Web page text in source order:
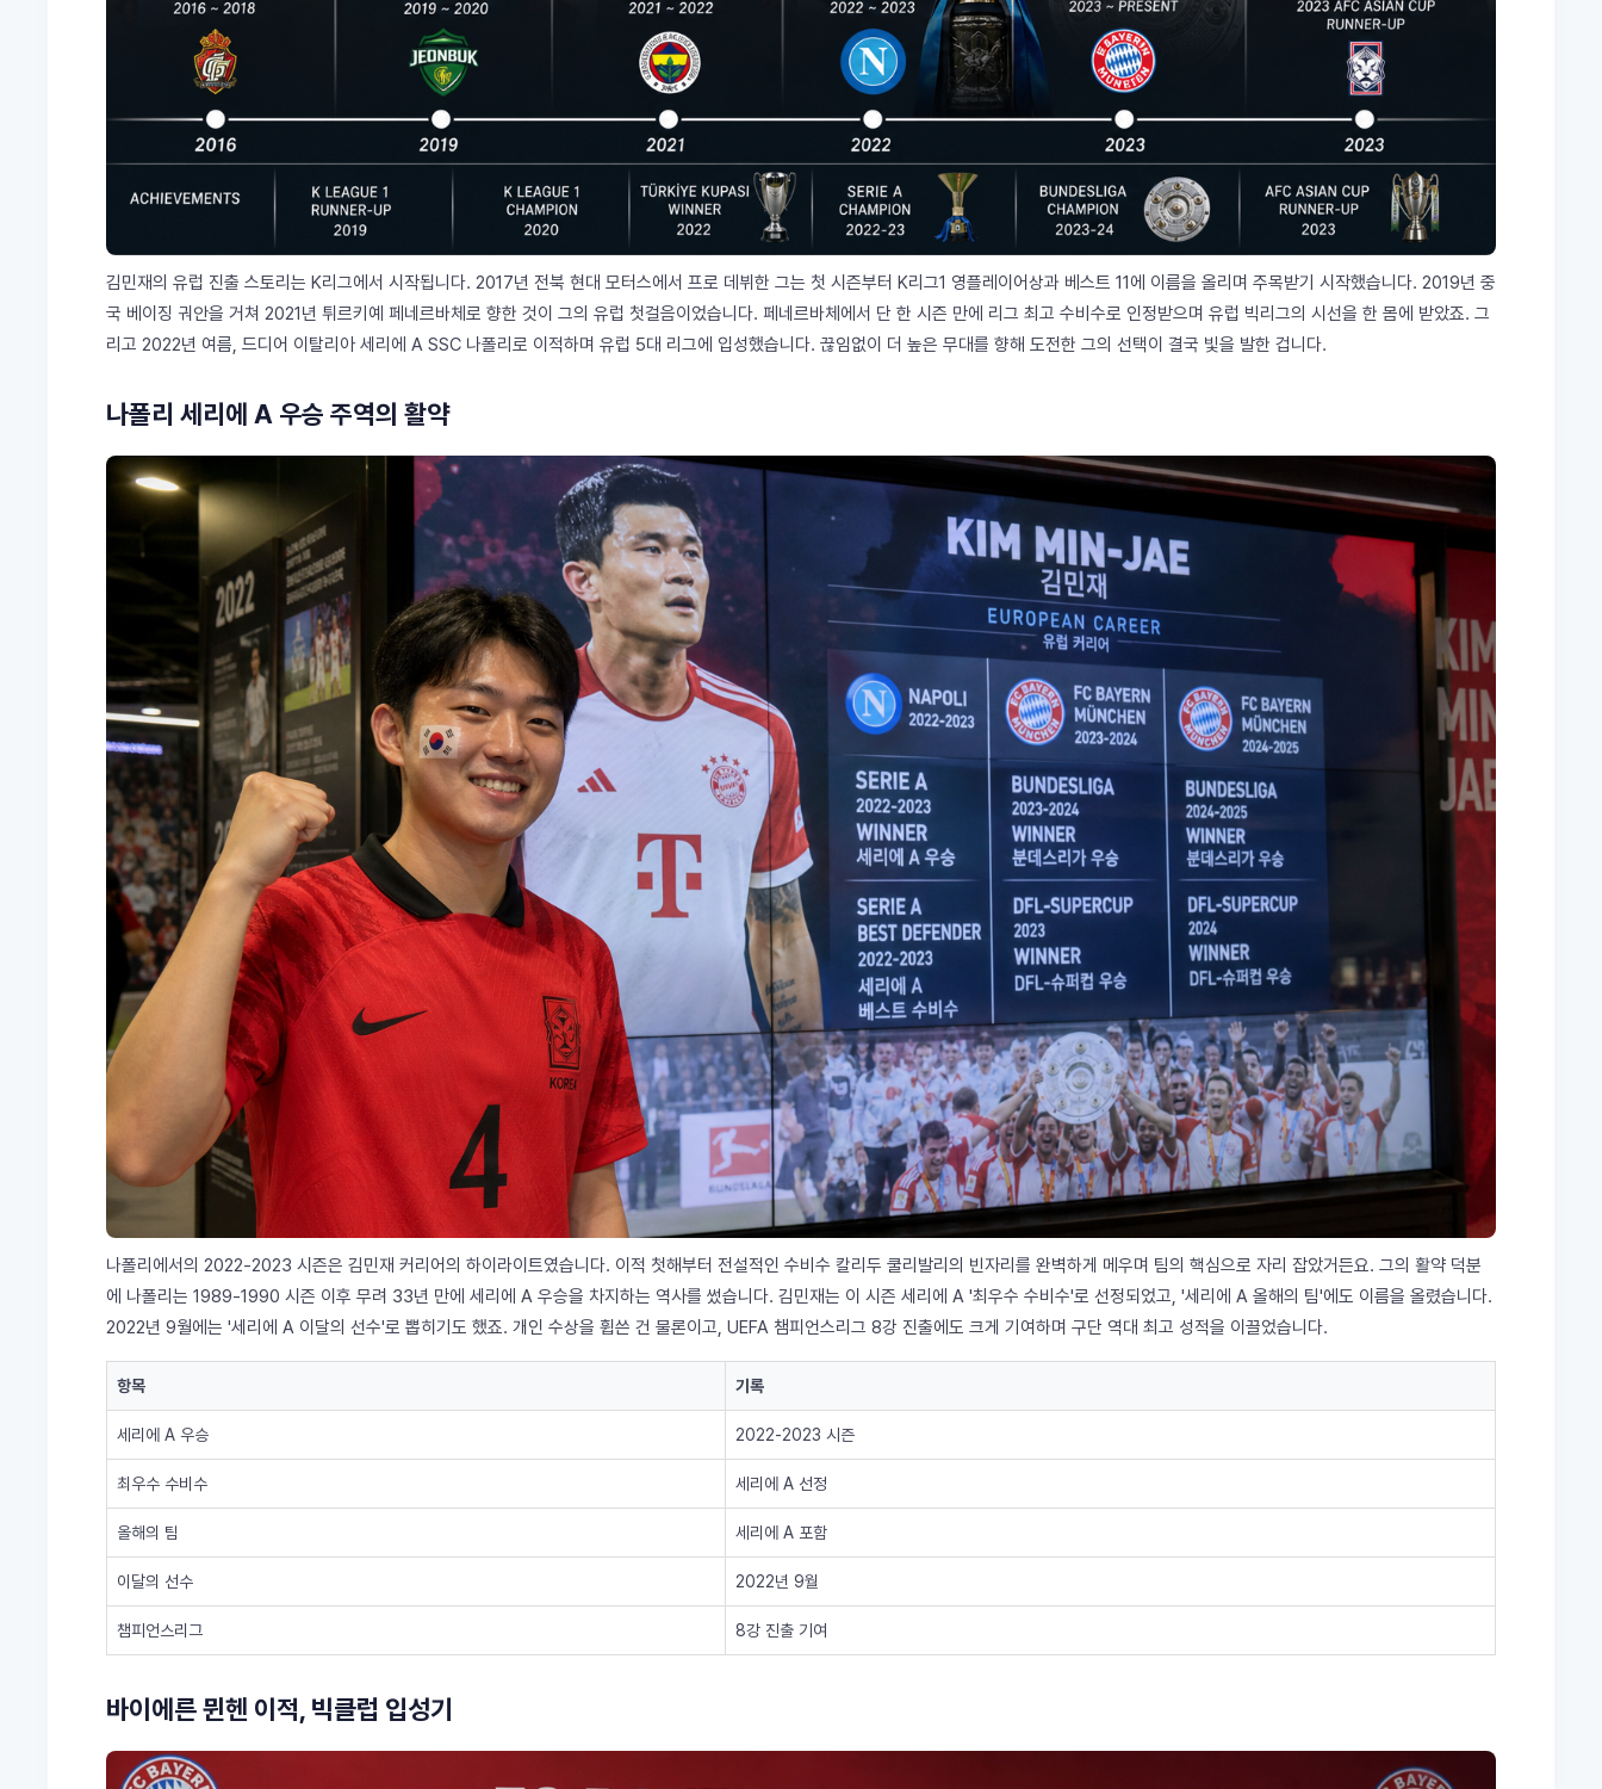
김민재의 유럽 진출 스토리는 K리그에서 시작됩니다. 2017년 전북 현대 모터스에서 프로 데뷔한 그는 첫 시즌부터 K리그1 영플레이어상과 베스트 11에 이름을 올리며 주목받기 시작했습니다. 2019년 중
국 베이징 궈안을 거쳐 2021년 튀르키예 페네르바체로 향한 것이 그의 유럽 첫걸음이었습니다. 페네르바체에서 단 한 시즌 만에 리그 최고 수비수로 인정받으며 유럽 빅리그의 시선을 한 몸에 받았죠. 그
리고 2022년 여름, 드디어 이탈리아 세리에 A SSC 나폴리로 이적하며 유럽 5대 리그에 입성했습니다. 끊임없이 더 높은 무대를 향해 도전한 그의 선택이 결국 빛을 발한 겁니다.
나폴리 세리에 A 우승 주역의 활약
나폴리에서의 2022-2023 시즌은 김민재 커리어의 하이라이트였습니다. 이적 첫해부터 전설적인 수비수 칼리두 쿨리발리의 빈자리를 완벽하게 메우며 팀의 핵심으로 자리 잡았거든요. 그의 활약 덕분
에 나폴리는 1989-1990 시즌 이후 무려 33년 만에 세리에 A 우승을 차지하는 역사를 썼습니다. 김민재는 이 시즌 세리에 A '최우수 수비수'로 선정되었고, '세리에 A 올해의 팀'에도 이름을 올렸습니다.
2022년 9월에는 '세리에 A 이달의 선수'로 뽑히기도 했죠. 개인 수상을 휩쓴 건 물론이고, UEFA 챔피언스리그 8강 진출에도 크게 기여하며 구단 역대 최고 성적을 이끌었습니다.
항목 기록
세리에 A 우승 2022-2023 시즌
최우수 수비수 세리에 A 선정
올해의 팀 세리에 A 포함
이달의 선수 2022년 9월
챔피언스리그 8강 진출 기여
바이에른 뮌헨 이적, 빅클럽 입성기